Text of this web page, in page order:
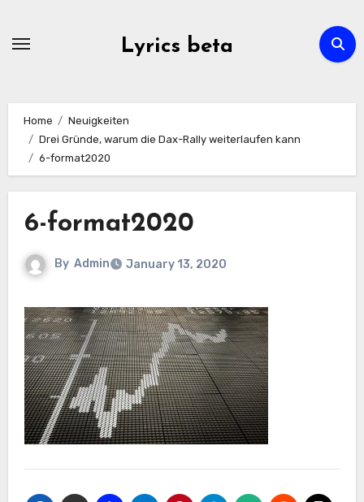
Lyrics beta
Home
Neuigkeiten
Drei Gründe, warum die Dax-Rally weiterlaufen kann
6-format2020
6-format2020
By Admin January 13, 2020